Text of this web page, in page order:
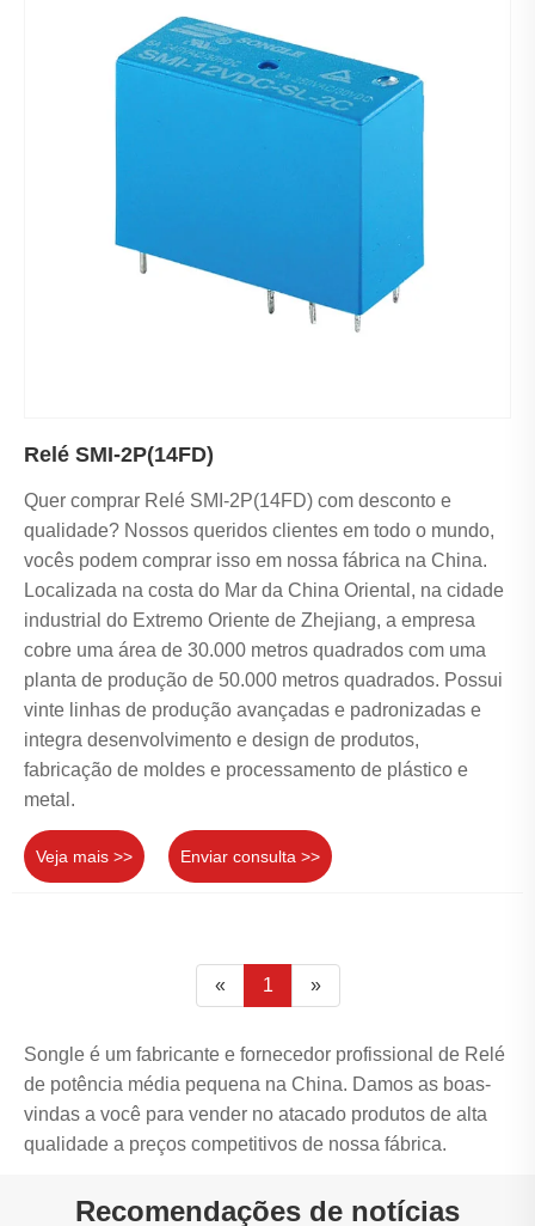
Relé SMI-2P(14FD)
Quer comprar Relé SMI-2P(14FD) com desconto e
qualidade? Nossos queridos clientes em todo o mundo,
vocês podem comprar isso em nossa fábrica na China.
Localizada na costa do Mar da China Oriental, na cidade
industrial do Extremo Oriente de Zhejiang, a empresa
cobre uma área de 30.000 metros quadrados com uma
planta de produção de 50.000 metros quadrados. Possui
vinte linhas de produção avançadas e padronizadas e
integra desenvolvimento e design de produtos,
fabricação de moldes e processamento de plástico e
metal.
Veja mais >> Enviar consulta >>
« 1 »
Songle é um fabricante e fornecedor profissional de Relé
de potência média pequena na China. Damos as boas-
vindas a você para vender no atacado produtos de alta
qualidade a preços competitivos de nossa fábrica.
Recomendações de notícias